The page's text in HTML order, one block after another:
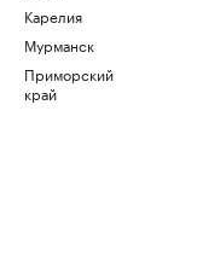
Карелия
Мурманск
Приморский
край